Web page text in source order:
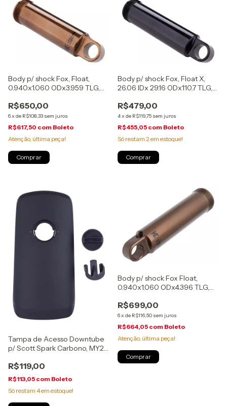
Body p/ shock Fox, Float,
0.940x1.060 ODx3.959 TLG,
(207-50-031)
R$650,00
6x de R$108,33 sem juros
R$617,50 com Boleto
Atenção, última peça!
Body p/ shock Fox, Float X,
26.06 IDx 29.16 ODx110.7 TLG,
R$479,00
4x de R$119,75 sem juros
R$455,05 com Boleto
Só restam 2em estoque!
Tampa de Acesso Downtube
p/ Scott Spark Carbono, MY22,
R$119,00
R$113,05 com Boleto
Só restam 4em estoque!
Body p/ shock Fox Float,
0.940x1.060 ODx4.396 TLG,
50-036)
R$699,00
6x de R$116,50 sem juros
R$664,05 com Boleto
Atenção, última peça!